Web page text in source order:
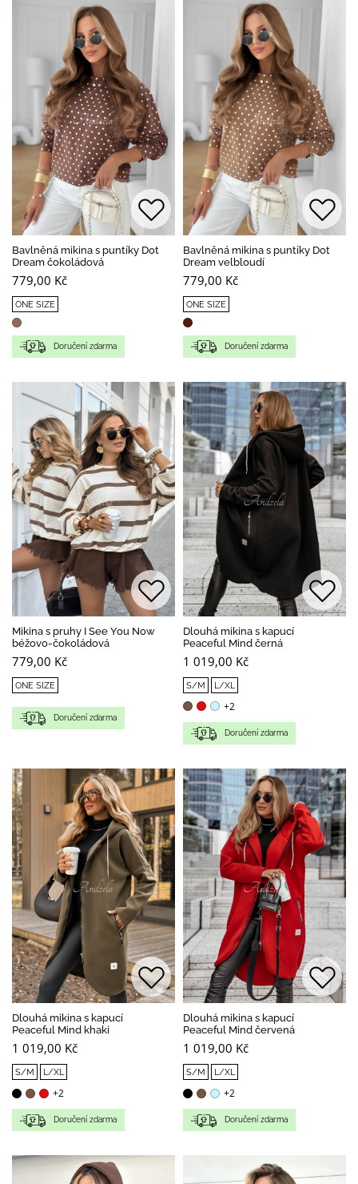
Bavlněná mikina s puntíky Dot
Dream čokoládová
779,00 Kč
ONE SIZE
Doručení zdarma
Bavlněná mikina s puntíky Dot
Dream velbloudí
779,00 Kč
ONE SIZE
Doručení zdarma
Mikina s pruhy I See You Now
béžovo-čokoládová
779,00 Kč
ONE SIZE
Doručení zdarma
Dlouhá mikina s kapucí
Peaceful Mind černá
1 019,00 Kč
S/M L/XL
+2
Doručení zdarma
Dlouhá mikina s kapucí
Peaceful Mind khaki
1 019,00 Kč
S/M L/XL
+2
Doručení zdarma
Dlouhá mikina s kapucí
Peaceful Mind červená
1 019,00 Kč
S/M L/XL
+2
Doručení zdarma